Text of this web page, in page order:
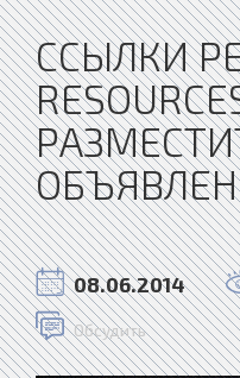
ССЫЛКИ
08.06.2014
Обсудить